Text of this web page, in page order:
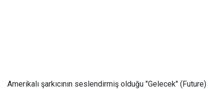
Amerikalı şarkıcının seslendirmiş olduğu "Gelecek" (Future)